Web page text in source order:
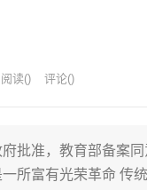
阅读() 评论()
批准，教育部备案
所富有光荣革命 传